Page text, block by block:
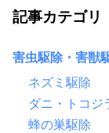
記事カテゴリ
害虫駆除・害獣
ネズミ駆除
ダニ・トコジ
蜂の巣駆除